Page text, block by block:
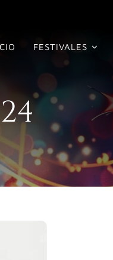
FESTIVALES